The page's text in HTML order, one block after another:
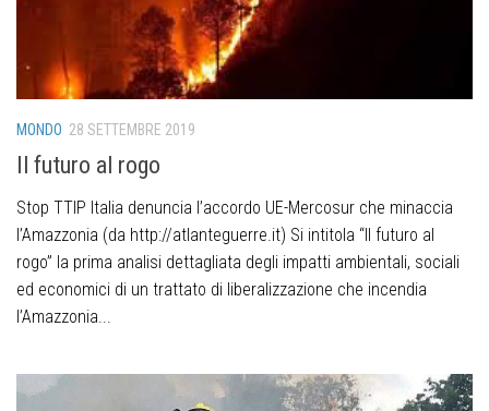
MONDO 28 SETTEMBRE 2019
Il futuro al rogo
Stop TTIP Italia denuncia l’accordo UE-Mercosur che minaccia
l’Amazzonia (da http://atlanteguerre.it) Si intitola “Il futuro al
rogo” la prima analisi dettagliata degli impatti ambientali, sociali
ed economici di un trattato di liberalizzazione che incendia
l’Amazzonia...